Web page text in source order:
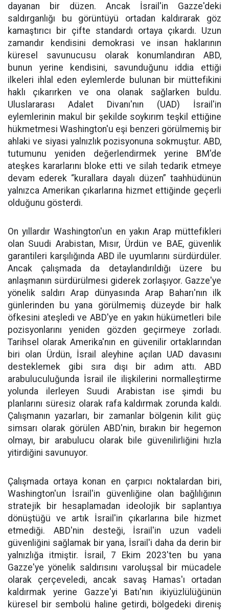
dayanan bir düzen. Ancak İsrail'in Gazze'deki
saldırganlığı bu görüntüyü ortadan kaldırarak göz
kamaştırıcı bir çifte standardı ortaya çıkardı. Uzun
zamandır kendisini demokrasi ve insan haklarının
küresel savunucusu olarak konumlandıran ABD,
bunun yerine kendisini, savunduğunu iddia ettiği
ilkeleri ihlal eden eylemlerde bulunan bir müttefikini
haklı çıkarırken ve ona olanak sağlarken buldu.
Uluslararası Adalet Divanı'nın (UAD) İsrail'in
eylemlerinin makul bir şekilde soykırım teşkil ettiğine
hükmetmesi Washington'u eşi benzeri görülmemiş bir
ahlaki ve siyasi yalnızlık pozisyonuna sokmuştur. ABD,
tutumunu yeniden değerlendirmek yerine BM'de
ateşkes kararlarını bloke etti ve silah tedarik etmeye
devam ederek “kurallara dayalı düzen” taahhüdünün
yalnızca Amerikan çıkarlarına hizmet ettiğinde geçerli
olduğunu gösterdi.
On yıllardır Washington'un en yakın Arap müttefikleri
olan Suudi Arabistan, Mısır, Ürdün ve BAE, güvenlik
garantileri karşılığında ABD ile uyumlarını sürdürdüler.
Ancak çalışmada da detaylandırıldığı üzere bu
anlaşmanın sürdürülmesi giderek zorlaşıyor. Gazze'ye
yönelik saldırı Arap dünyasında Arap Baharı'nın ilk
günlerinden bu yana görülmemiş düzeyde bir halk
öfkesini ateşledi ve ABD'ye en yakın hükümetleri bile
pozisyonlarını yeniden gözden geçirmeye zorladı.
Tarihsel olarak Amerika'nın en güvenilir ortaklarından
biri olan Ürdün, İsrail aleyhine açılan UAD davasını
desteklemek gibi sıra dışı bir adım attı. ABD
arabuluculuğunda İsrail ile ilişkilerini normalleştirme
yolunda ilerleyen Suudi Arabistan ise şimdi bu
planlarını süresiz olarak rafa kaldırmak zorunda kaldı.
Çalışmanın yazarları, bir zamanlar bölgenin kilit güç
simsarı olarak görülen ABD'nin, bırakın bir hegemon
olmayı, bir arabulucu olarak bile güvenilirliğini hızla
yitirdiğini savunuyor.
Çalışmada ortaya konan en çarpıcı noktalardan biri,
Washington'un İsrail'in güvenliğine olan bağlılığının
stratejik bir hesaplamadan ideolojik bir saplantıya
dönüştüğü ve artık İsrail'in çıkarlarına bile hizmet
etmediği. ABD'nin desteği, İsrail'in uzun vadeli
güvenliğini sağlamak bir yana, İsrail'i daha da derin bir
yalnızlığa itmiştir. İsrail, 7 Ekim 2023'ten bu yana
Gazze'ye yönelik saldırısını varoluşsal bir mücadele
olarak çerçeveledi, ancak savaş Hamas'ı ortadan
kaldırmak yerine Gazze'yi Batı'nın ikiyüzlülüğünün
küresel bir sembolü haline getirdi, bölgedeki direniş